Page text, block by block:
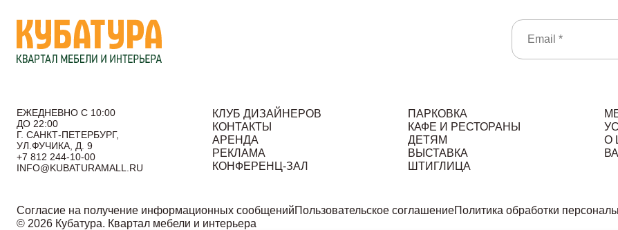
ЕЖЕДНЕВНО С 10:00
ДО 22:00
Г. САНКТ-ПЕТЕРБУРГ,
УЛ.ФУЧИКА, Д. 9
+7 812 244-10-00
INFO@KUBATURAMALL.RU
КЛУБ ДИЗАЙНЕРОВ
КОНТАКТЫ
АРЕНДА
РЕКЛАМА
КОНФЕРЕНЦ-ЗАЛ
ПАРКОВКА
КАФЕ И РЕСТОРАНЫ
ДЕТЯМ
ВЫСТАВКА
ШТИГЛИЦА
О
© 2026 Кубатура. Квартал мебели и интерьера
Согласие на получение информационных сообщенийПользовательское соглашениеПолитика обработки